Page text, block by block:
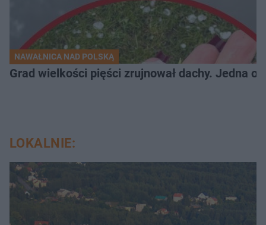
NAWAŁNICA NAD POLSKĄ
Grad wielkości pięści zrujnował dachy. Jedna
LOKALNIE: